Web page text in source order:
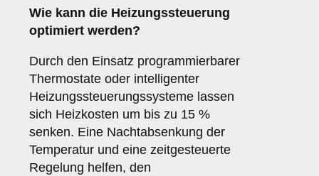
Wie kann die Heizungssteuerung
optimiert werden?
Durch den Einsatz programmierbarer
Thermostate oder intelligenter
Heizungssteuerungssysteme lassen
sich Heizkosten um bis zu 15 %
senken. Eine Nachtabsenkung der
Temperatur und eine zeitgesteuerte
Regelung helfen, den